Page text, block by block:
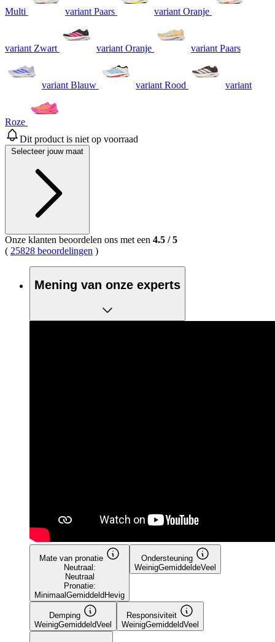
Multi variant Paars variant Oranje
variant Zwart variant Oranje variant Paars
variant Blauw variant Rood variant
Roze
Dit product is niet op voorraad
Selecteer jouw maat
Onze klanten beoordelen ons met een 4.5 /5
( 25828 beoordelingen )
Mening van onze experts
Mate van pronatie
Neutraal:
Neutraal
Pronatie:
Minimaal Gemiddeld Hevig
Ondersteuning
WeinigGemiddeldeVeel
Demping
WeinigGemiddeldVeel
Responsiviteit
WeinigGemiddeldVeel